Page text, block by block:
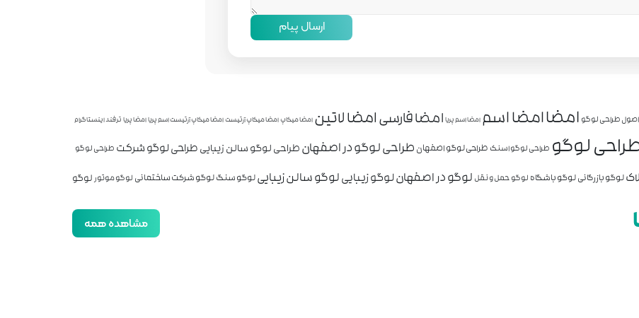
ارسال پیام
اصول طراحی لوگو امضاامضا اسم امضا اسم پریا امضا فارسیامضا لاتین امضا میکاپامضا میکاپ آرتیستامضا میکاپ آرتیست اسم پریاامضا پریا ترفند اینستاگرام
لوگو طراحی لوگو اسنک طراحی لوگو اصفهان طراحی لوگو در اصفهانطراحی لوگو سالن زیباییطراحی لوگو شرکت طراحی لوگو
لوگو بازرگانیلوگو باشگاه لوگو حمل و نقل لوگو در اصفهانلوگو زیباییلوگو سالن زیباییلوگو سنگلوگو شرکت ساختمانی لوگو موتورلوگو
مشاهده همه